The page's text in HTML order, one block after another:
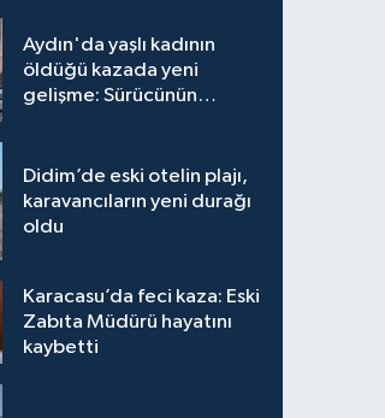
Aydın'da yaşlı kadının
öldüğü kazada yeni
gelişme: Sürücünün
Didim’de eski otelin plajı,
karavancıların yeni durağı
oldu
Karacasu’da feci kaza: Eski
Zabıta Müdürü hayatını
kaybetti